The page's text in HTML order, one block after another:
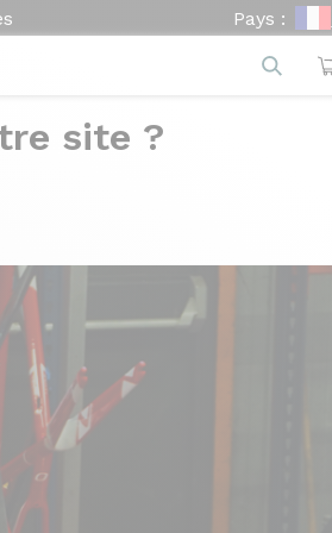
Pays :
site ?